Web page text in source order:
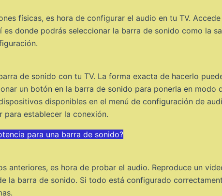
físicas, es hora de configurar el audio en tu TV.
donde podrás seleccionar la barra de sonido como la
de sonido con tu TV. La forma exacta de hacerlo
un botón en la barra de sonido para ponerla en modo
disponibles en el menú de configuración de
para establecer la conexión.
para una barra de sonido?
anteriores, es hora de probar el audio. Reproduce un
la barra de sonido. Si todo está configurado